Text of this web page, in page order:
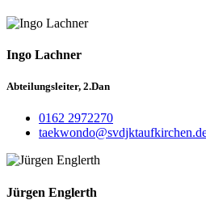
Ingo Lachner
Abteilungsleiter, 2.Dan
0162 2972270
Jürgen Englerth